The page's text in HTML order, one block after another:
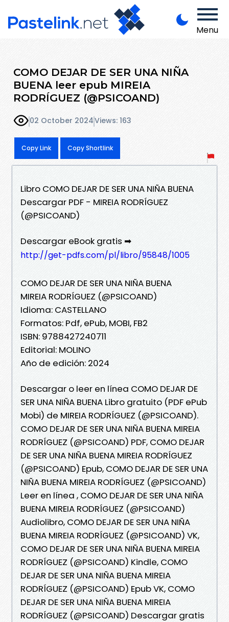
Menu
COMO DEJAR DE SER UNA NIÑA
BUENA leer epub MIREIA
RODRÍGUEZ (@PSICOAND)
02 October 2024Views: 163
Copy Link Copy Shortlink
Libro COMO DEJAR DE SER UNA NIÑA BUENA
Descargar PDF - MIREIA RODRÍGUEZ
(@PSICOAND)
Descargar eBook gratis ➡
http://get-pdfs.com/pl/libro/95848/1005
COMO DEJAR DE SER UNA NIÑA BUENA
MIREIA RODRÍGUEZ (@PSICOAND)
Idioma: CASTELLANO
Formatos: Pdf, ePub, MOBI, FB2
ISBN: 9788427240711
Editorial: MOLINO
Año de edición: 2024
Descargar o leer en línea COMO DEJAR DE
SER UNA NIÑA BUENA Libro gratuito (PDF ePub
Mobi) de MIREIA RODRÍGUEZ (@PSICOAND).
COMO DEJAR DE SER UNA NIÑA BUENA MIREIA
RODRÍGUEZ (@PSICOAND) PDF, COMO DEJAR
DE SER UNA NIÑA BUENA MIREIA RODRÍGUEZ
(@PSICOAND) Epub, COMO DEJAR DE SER UNA
NIÑA BUENA MIREIA RODRÍGUEZ (@PSICOAND)
Leer en línea , COMO DEJAR DE SER UNA NIÑA
BUENA MIREIA RODRÍGUEZ (@PSICOAND)
Audiolibro, COMO DEJAR DE SER UNA NIÑA
BUENA MIREIA RODRÍGUEZ (@PSICOAND) VK,
COMO DEJAR DE SER UNA NIÑA BUENA MIREIA
RODRÍGUEZ (@PSICOAND) Kindle, COMO
DEJAR DE SER UNA NIÑA BUENA MIREIA
RODRÍGUEZ (@PSICOAND) Epub VK, COMO
DEJAR DE SER UNA NIÑA BUENA MIREIA
RODRÍGUEZ (@PSICOAND) Descargar gratis